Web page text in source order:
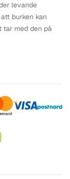
levande
burken kan
tar med den på